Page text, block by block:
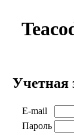
Учетная
E-mail
Пароль